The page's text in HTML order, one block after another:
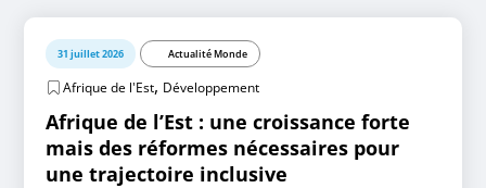
31 juillet 2026 Actualité Monde
Afrique de l'Est, Développement
Afrique de l’Est : une croissance forte
mais des réformes nécessaires pour
une trajectoire inclusive